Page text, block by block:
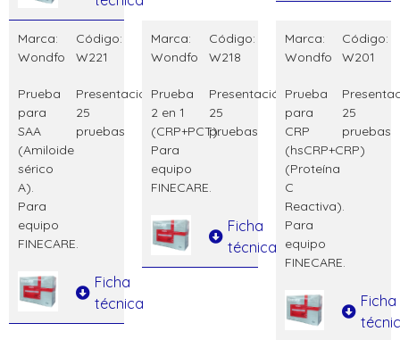
Marca:
Wondfo
Código:
W221
Prueba
para
SAA
(Amiloide
sérico
A).
Para
equipo
FINECARE.
Presentación:
25
pruebas
Ficha
técnica
Marca:
Wondfo
Código:
W218
Prueba
2 en 1
(CRP+PCT).
Para
equipo
FINECARE.
Presentación:
25
pruebas
Ficha
técnica
Marca:
Wondfo
Código:
W201
Prueba
para
CRP
(hsCRP+CRP)
(Proteína
C
Reactiva).
Para
equipo
FINECARE.
25
pruebas
Ficha